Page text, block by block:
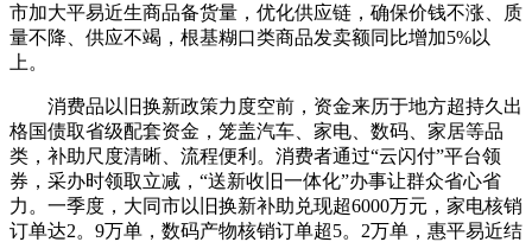
市加大平易近生商品备货量，优化供应链，确保价钱不涨、质
量不降、供应不竭，根基糊口类商品发卖额同比增加5%以
上。
消费品以旧换新政策力度空前，资金来历于地方超持久出
格国债取省级配套资金，笼盖汽车、家电、数码、家居等品
类，补助尺度清晰、流程便利。消费者通过“云闪付”平台领
券，采办时领取立减，“送新收旧一体化”办事让群众省心省
力。一季度，大同市以旧换新补助兑现超6000万元，家电核销
订单达2。9万单，数码产物核销订单超5。2万单，惠平易近结